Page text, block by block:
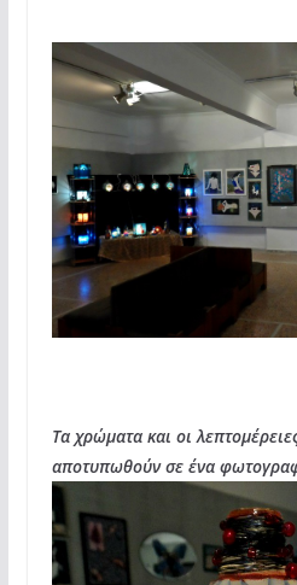
Τα χρώματα και οι
αποτυπωθούν σε ένα